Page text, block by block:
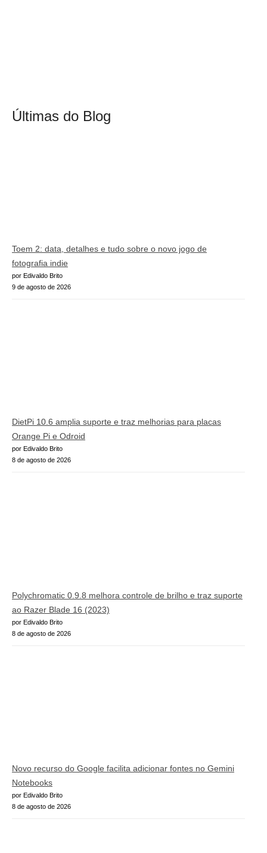
Últimas do Blog
Toem 2: data, detalhes e tudo sobre o novo jogo de
fotografia indie
por Edivaldo Brito
9 de agosto de 2026
DietPi 10.6 amplia suporte e traz melhorias para placas
Orange Pi e Odroid
por Edivaldo Brito
8 de agosto de 2026
Polychromatic 0.9.8 melhora controle de brilho e traz suporte
ao Razer Blade 16 (2023)
por Edivaldo Brito
8 de agosto de 2026
Novo recurso do Google facilita adicionar fontes no Gemini
Notebooks
por Edivaldo Brito
8 de agosto de 2026